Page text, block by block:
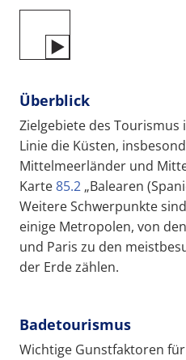
Überblick
Zielgebiete des
Linie die Küsten,
Mittelmeerländer und
Karte85.2 „Balearen
Weitere Schwerpunkte
einige Metropolen, von
und Paris zu den
der Erde zählen.
Badetourismus
Wichtige Gunstfaktoren